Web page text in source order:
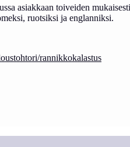
asiakkaan toiveiden
ruotsiksi ja englanniksi.
rannikkokalastus